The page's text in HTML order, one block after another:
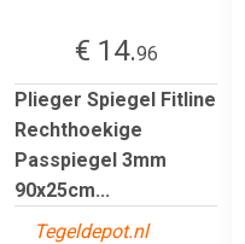
€ 14.96
Plieger Spiegel Fitline
Rechthoekige
Passpiegel 3mm
90x25cm...
Tegeldepot.nl